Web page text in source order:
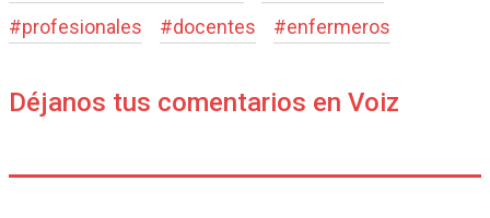
#profesionales #docentes #enfermeros
Déjanos tus comentarios en Voiz